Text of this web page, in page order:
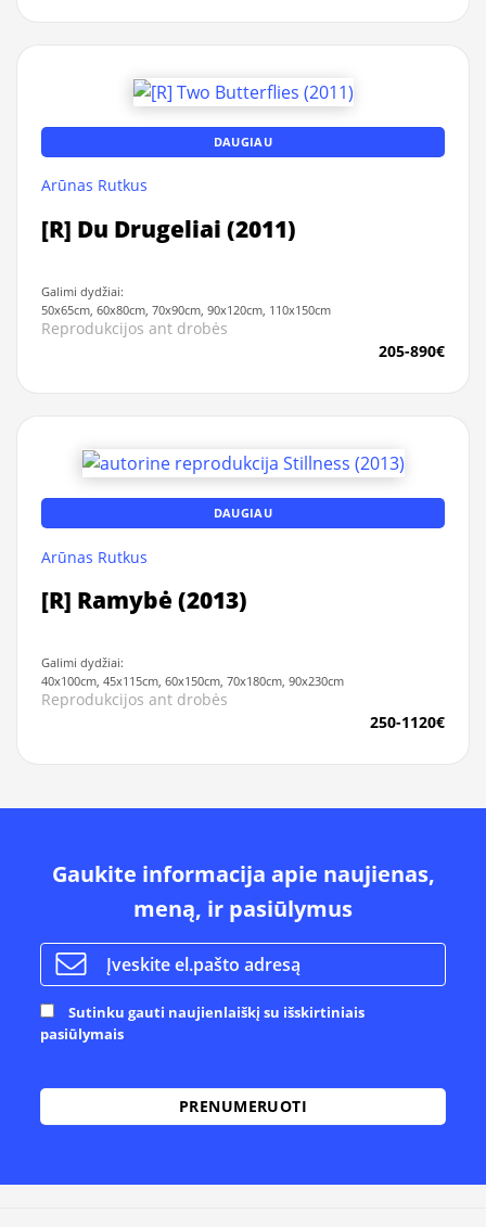
DAUGIAU
Arūnas Rutkus
[R] Du Drugeliai (2011)
Galimi dydžiai:
50x65cm, 60x80cm, 70x90cm, 90x120cm, 110x150cm
Reprodukcijos ant drobės
205-890€
DAUGIAU
Arūnas Rutkus
[R] Ramybė (2013)
Galimi dydžiai:
40x100cm, 45x115cm, 60x150cm, 70x180cm, 90x230cm
Reprodukcijos ant drobės
250-1120€
Gaukite informacija apie naujienas,
meną, ir pasiūlymus
Sutinku gauti naujienlaiškį su išskirtiniais
pasiūlymais